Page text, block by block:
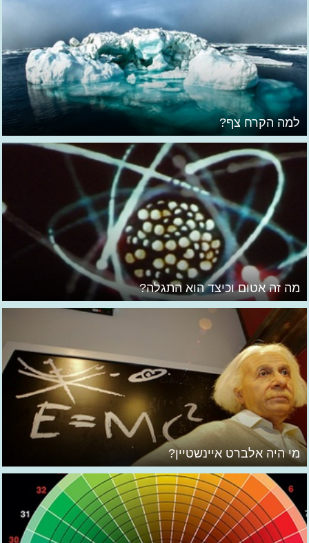
למה הקרח צף?
מה זה אטום וכיצד הוא התגלה?
מי היה אלברט איינשטיין?